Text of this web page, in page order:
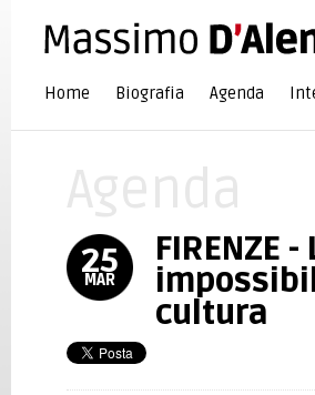
Home Biografia Agenda
25
MAR
FIRENZE
cultura